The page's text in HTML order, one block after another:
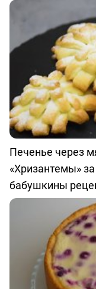
Печенье через
«Хризантемы»
бабушкины